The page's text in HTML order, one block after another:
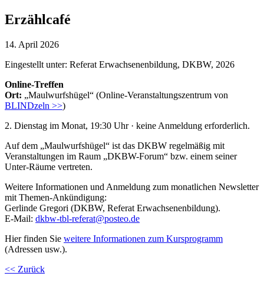
Erzählcafé
14. April 2026
Eingestellt unter: Referat Erwachsenenbildung, DKBW, 2026
Online-Treffen
Ort: „Maulwurfshügel“ (Online-Veranstaltungszentrum von
BLINDzeln >>)
2. Dienstag im Monat, 19:30 Uhr · keine Anmeldung erforderlich.
Auf dem „Maulwurfshügel“ ist das DKBW regelmäßig mit
Veranstaltungen im Raum „DKBW-Forum“ bzw. einem seiner
Unter-Räume vertreten.
Weitere Informationen und Anmeldung zum monatlichen Newsletter
mit Themen-Ankündigung:
Gerlinde Gregori (DKBW, Referat Erwachsenenbildung).
E-Mail: dkbw-tbl-referat@posteo.de
Hier finden Sie weitere Informationen zum Kursprogramm
(Adressen usw.).
<< Zurück